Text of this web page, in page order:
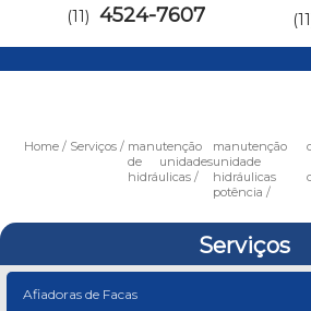
(11) 4524-7607
Home Serviços
manutenção
de unidades
hidráulicas
manutenção
unidade
hidráulicas
potência
Serviços
Afiadoras de Facas